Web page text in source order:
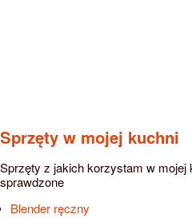
Sprzęty w mojej kuchni
Sprzęty z jakich korzystam w mojej
sprawdzone
Blender ręczny